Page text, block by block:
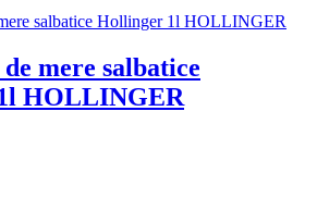
mere salbatice
HOLLINGER